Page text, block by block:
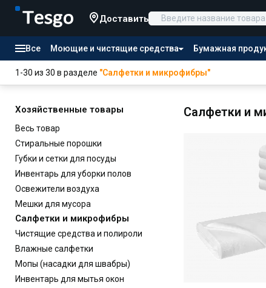
Доставить
Все Моющие и чистящие средства Бумажная
Товары для отелей Канцтовары Продукты питания
1-30 из 30 в разделе "Салфетки и микрофибры"
Хозяйственные товары
Весь товар
Стиральные порошки
Губки и сетки для посуды
Инвентарь для уборки полов
Освежители воздуха
Мешки для мусора
Салфетки и микрофибры
Чистящие средства и полироли
Влажные салфетки
Мопы (насадки для швабры)
Инвентарь для мытья окон
Салфетки и